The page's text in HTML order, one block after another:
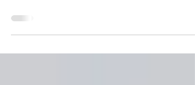
T1419 представили групповой
тизер